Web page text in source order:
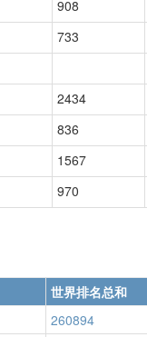
908
733
2434
836
1567
970
世界排名总和
260894